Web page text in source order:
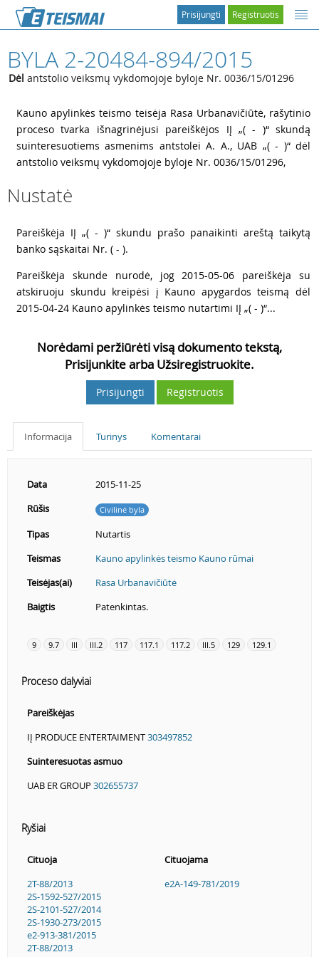
Registruotis
Prisijungti
BYLA 2-20484-894/2015
Dėl antstolio veiksmų vykdomojoje byloje Nr. 0036/15/01296
Kauno apylinkės teismo teisėja Rasa Urbanavičiūtė, rašytinio
proceso tvarka išnagrinėjusi pareiškėjos IĮ „( - )“ skundą
suinteresuotiems asmenims antstolei A. A., UAB „( - )“ dėl
antstolio veiksmų vykdomojoje byloje Nr. 0036/15/01296,
Nustatė
Pareiškėja IĮ „( - )“ skundu prašo panaikinti areštą taikytą
banko sąskaitai Nr. ( - ).
Pareiškėja skunde nurodė, jog 2015-05-06 pareiškėja su
atskiruoju skundu kreipėsi į Kauno apygardos teismą dėl
2015-04-24 Kauno apylinkės teismo nutartimi IĮ „( - )“...
Norėdami peržiūrėti visą dokumento tekstą,
Prisijunkite arba Užsiregistruokite.
Prisijungti Registruotis
Informacija Turinys Komentarai
Data
2015-11-25
Rūšis
Civilinė byla
Tipas
Nutartis
Teismas
Kauno apylinkės teismo Kauno rūmai
Teisėjas(ai)
Rasa Urbanavičiūtė
Baigtis
Patenkintas.
9 9.7 III III.2 117 117.1 117.2 III.5 129 129.1
Proceso dalyviai
Pareiškėjas
IĮ PRODUCE ENTERTAIMENT303497852
Suinteresuotas asmuo
UAB ER GROUP302655737
Ryšiai
Cituoja
Cituojama
2T-88/2013
2S-1592-527/2015
2S-2101-527/2014
2S-1930-273/2015
e2-913-381/2015
2T-88/2013
e2A-149-781/2019